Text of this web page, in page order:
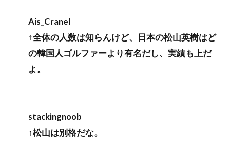
Ais_Cranel
↑全体の人数は知らんけど、日本の松山英樹はど
の韓国人ゴルファーより有名だし、実績も上だ
よ。
stackingnoob
↑松山は別格だな。